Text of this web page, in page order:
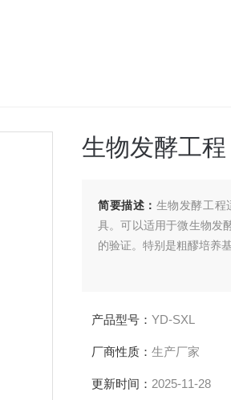
生物发酵工程
简要描述： 生物发酵工程
具。可以适用于微生物发
的验证。特别是粗醪培养
产品型号： YD-SXL
厂商性质： 生产厂家
更新时间： 2025-11-28